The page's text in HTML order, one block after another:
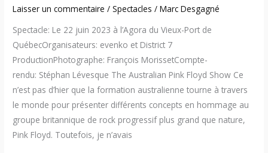
Laisser un commentaire /Spectacles /Marc Desgagné
Spectacle: Le 22 juin 2023 à l’Agora du Vieux-Port de
QuébecOrganisateurs: evenko et District 7
ProductionPhotographe: François MorissetCompte-
rendu: Stéphan Lévesque The Australian Pink Floyd Show Ce
n’est pas d’hier que la formation australienne tourne à travers
le monde pour présenter différents concepts en hommage au
groupe britannique de rock progressif plus grand que nature,
Pink Floyd. Toutefois, je n’avais